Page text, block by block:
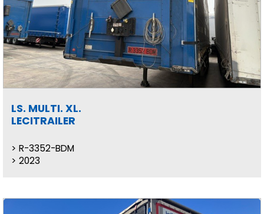
LS. MULTI. XL.
LECITRAILER
R-3352-BDM
2023